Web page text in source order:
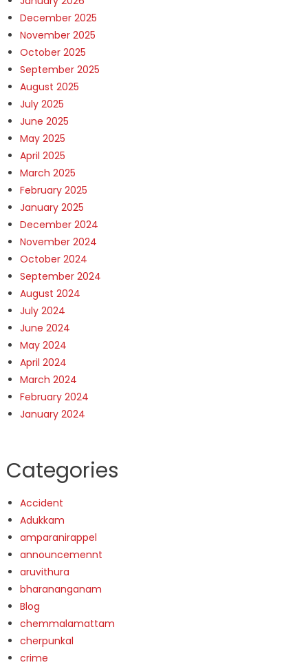
December 2025
November 2025
October 2025
September 2025
August 2025
July 2025
June 2025
May 2025
April 2025
March 2025
February 2025
January 2025
December 2024
November 2024
October 2024
September 2024
August 2024
July 2024
June 2024
May 2024
April 2024
March 2024
February 2024
January 2024
Categories
Accident
Adukkam
amparanirappel
announcemennt
aruvithura
bharananganam
Blog
chemmalamattam
cherpunkal
crime